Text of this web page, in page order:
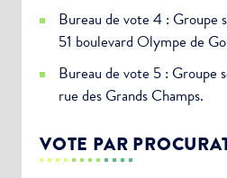
Bureau de vote 4 : Groupe
51 boulevard Olympe de
Bureau de vote 5 : Groupe
rue des Grands Champs.
VOTE PAR